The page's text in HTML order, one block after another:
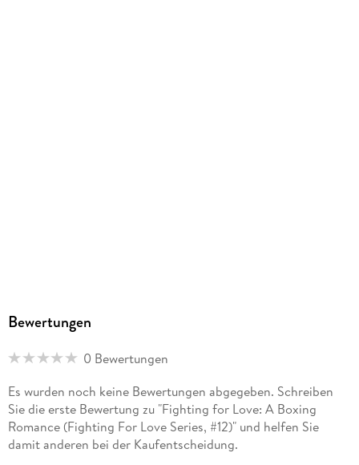
Bewertungen
0 Bewertungen
Es wurden noch keine Bewertungen abgegeben. Schreiben
Sie die erste Bewertung zu "Fighting for Love: A Boxing
Romance (Fighting For Love Series, #12)" und helfen Sie
damit anderen bei der Kaufentscheidung.